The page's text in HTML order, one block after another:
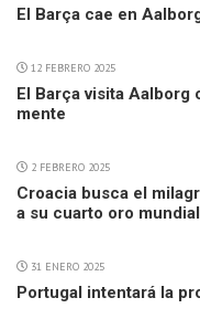
El Barça cae en
12 FEBRERO 2025
El Barça visita
mente
2 FEBRERO 2025
Croacia busca el
a su cuarto oro mundial
31 ENERO 2025
Portugal intentará la